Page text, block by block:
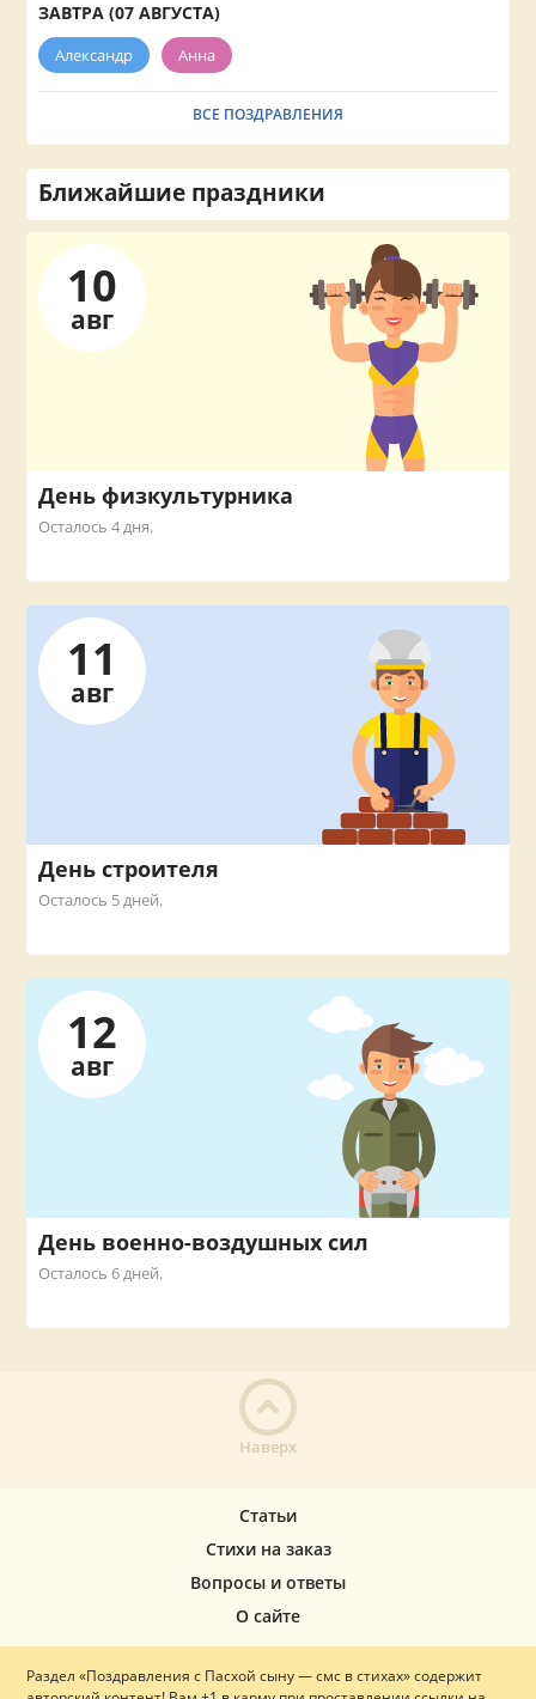
ЗАВТРА (07 АВГУСТА)
Александр Анна
ВСЕ ПОЗДРАВЛЕНИЯ
Ближайшие праздники
10
авг
День физкультурника
Осталось 4 дня.
11
авг
День строителя
Осталось 5 дней.
12
авг
День военно-воздушных сил
Осталось 6 дней.
Наверх
Статьи
Стихи на заказ
Вопросы и ответы
О сайте
Раздел «Поздравления с Пасхой сыну — смс в стихах» содержит